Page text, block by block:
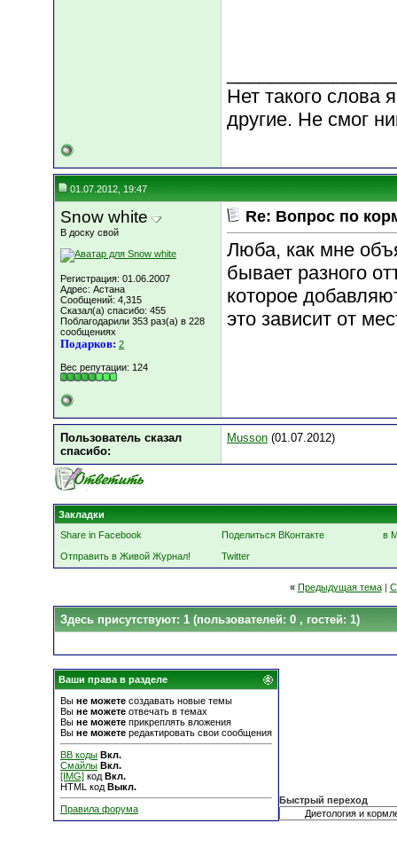
Нет такого слова
другие. Не смог
01.07.2012, 19:47
Snow white
В доску свой
Регистрация: 01.06.2007
Адрес: Астана
Сообщений: 4,315
Сказал(а) спасибо: 455
Поблагодарили 353 раз(а) в 228
сообщениях
Подарков: 2
Вес репутации: 124
Re: Вопрос по
Люба, как мне
бывает разного
которое
это зависит от
Пользователь сказал
cпасибо:
Musson (01.07.2012)
Закладки
Share in Facebook
Поделиться ВКонтакте
в
Отправить в Живой Журнал!
Twitter
« Предыдущая тема|
Здесь присутствуют: 1 (пользователей: 0 , гостей: 1)
Ваши права в разделе
Вы не можете создавать новые темы
Вы не можете отвечать в темах
Вы не можете прикреплять вложения
Вы не можете редактировать свои сообщения
BB коды Вкл.
Смайлы Вкл.
[IMG] код Вкл.
HTML код Выкл.
Правила форума
Быстрый переход